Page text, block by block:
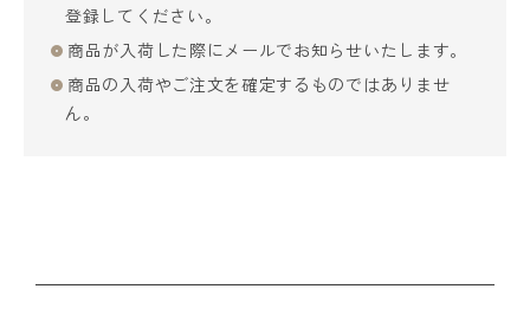
登録してください。
商品が入荷した際にメールでお知らせいたします。
商品の入荷やご注文を確定するものではありませ
ん。